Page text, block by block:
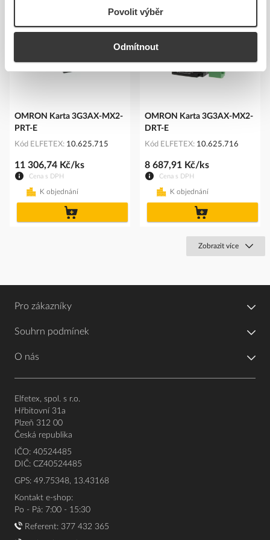
Povolit výběr
Odmítnout
OMRON Karta 3G3AX-MX2-
PRT-E
Kód ELFETEX 10.625.715
Cena s DPH
11 306,74 Kč/ks
K objednání
OMRON Karta 3G3AX-MX2-
DRT-E
Kód ELFETEX 10.625.716
Cena s DPH
8 687,91 Kč/ks
K objednání
Zobrazit více
Pro zákazníky
Souhrn podmínek
O nás
Elfetex, spol. s r.o.
Hřbitovní 31a
Plzeň 312 00
Česká republika
IČO: 40524485
DIČ: CZ40524485
GPS: 49.75348, 13.43168
Kontakt e-shop:
Po - Pá: 7:00 - 15:30
Referent: 377 432 365